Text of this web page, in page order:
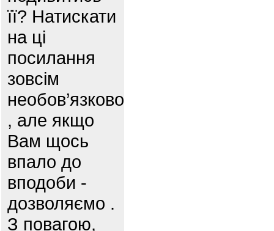
її? Натискати
на ці
посилання
зовсім
необов’язково
, але якщо
Вам щось
впало до
вподоби -
дозволяємо .
З повагою,